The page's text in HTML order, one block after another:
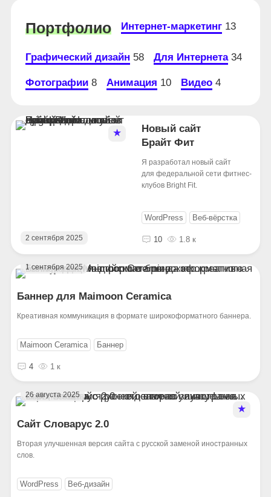
Портфолио Интернет-маркетинг 13
Графический дизайн 58 Для Интернета34
Фотографии 8 Анимация 10 Видео 4
★
2 сентября 2025
Новый сайт
Брайт Фит
Я разработал новый сайт
для федеральной сети фитнес-
клубов Bright Fit.
WordPress Веб‑вёрстка
10 1.8 к
1 сентября 2025
Баннер для Maimoon Ceramica
Креативная коммуникация в формате широкоформатного баннера.
Maimoon Ceramica Баннер
4 1 к
★
26 августа 2025
Сайт Словарус 2.0
Вторая улучшенная версия сайта с русской заменой иностранных
слов.
WordPress Веб-дизайн